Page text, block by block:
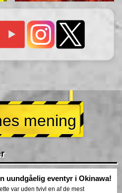
mening
uundgåelig eventyr i Okinawa!
var uden tvivl en af de mest